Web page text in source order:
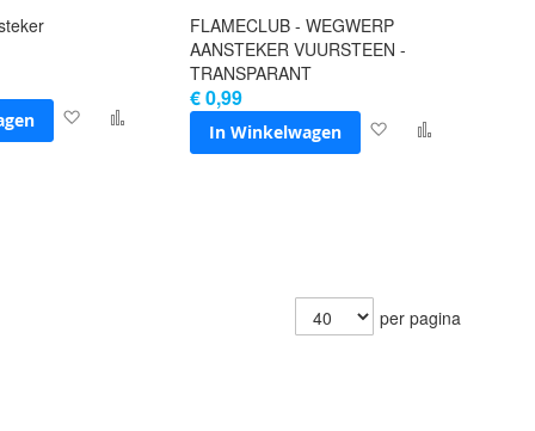
Voeg
Toevoegen
FLAMECLUB - WEGWERP
AANSTEKER VUURSTEEN -
TRANSPARANT
€ 0,99
In Winkelwagen
Voeg
per pagina